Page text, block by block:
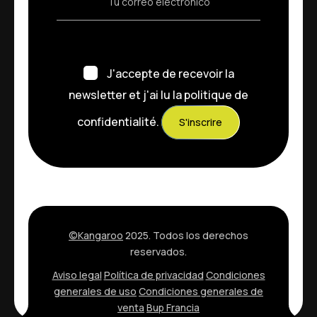
J'accepte de recevoir la
newsletter et j'ai lu lapolitique de
confidentialité. S'inscrire
©Kangaroo 2025. Todos los derechos
reservados.
Aviso legal Política de privacidad Condiciones
generales de uso Condiciones generales de
venta Bup Francia